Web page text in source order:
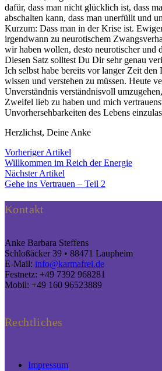
dafür, dass man nicht glücklich ist, dass
abschalten kann, dass man unerfüllt und
Kurzum: Dass man in der Krise ist.
irgendwann zu neurotischem
wir haben wollen, desto neurotischer und
Diesen Satz solltest Du Dir sehr genau
Ich selbst habe bereits vor langer Zeit den
wissen und verstehen zu müssen. Heute
Unverständnis verständnisvoll
Zweifel lieb zu haben und mich
Unvorhersehbarkeiten des Lebens
Herzlichst, Deine Anke
Vorheriger Artikel
Willkommen im Reich der Energie
Nächster Artikel
Gehe ins Vertrauen – Teil 2
Kontakt
Anke Barbara Steffens
Schloßäcker 39 • 88471 Laupheim
E-Mail: info@karmafrei.de
Festnetz: +49 7392 968281
Mobil: +49 160 96523889
Rechtliches
Impressum